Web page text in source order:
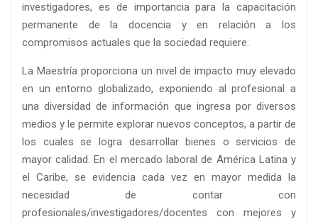
investigadores, es de importancia para la capacitación
permanente de la docencia y en relación a los
compromisos actuales que la sociedad requiere.
La Maestría proporciona un nivel de impacto muy elevado
en un entorno globalizado, exponiendo al profesional a
una diversidad de información que ingresa por diversos
medios y le permite explorar nuevos conceptos, a partir de
los cuales se logra desarrollar bienes o servicios de
mayor calidad. En el mercado laboral de América Latina y
el Caribe, se evidencia cada vez en mayor medida la
necesidad de contar con
profesionales/investigadores/docentes con mejores y